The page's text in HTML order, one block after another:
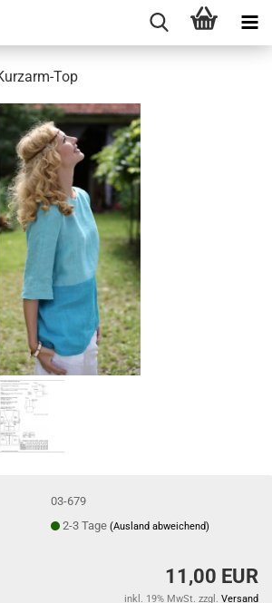
Top
03-679
2-3 Tage(Ausland abweichend)
11,00 EUR
inkl. 19% MwSt. zzgl. Versand